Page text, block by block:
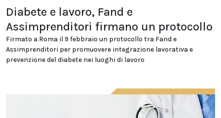
Diabete e lavoro, Fand e
Assimprenditori firmano un protocollo
Firmato a Roma il 9 febbraio un protocollo tra Fand e
Assimprenditori per promuovere integrazione lavorativa e
prevenzione del diabete nei luoghi di lavoro